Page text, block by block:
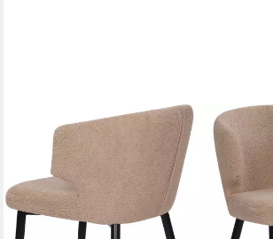
Armlehnstuhl (Set, 2 St), Oeko-Tex zertifiziert
175,00 € UVP 440,00 €
-60%
lieferbar - in 6-8 Werktagen bei dir